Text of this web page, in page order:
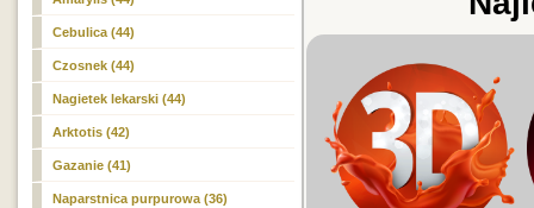
Cebulica (44)
Czosnek (44)
Nagietek lekarski (44)
Arktotis (42)
Gazanie (41)
Naparstnica purpurowa (36)